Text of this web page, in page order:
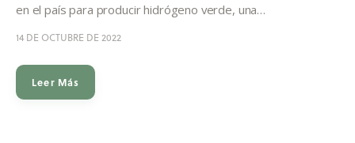
en el país para producir hidrógeno verde, una…
14 DE OCTUBRE DE 2022
Leer Más